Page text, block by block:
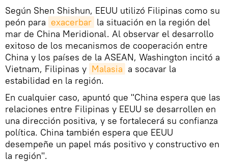
Según Shen Shishun, EEUU utilizó Filipinas como su
peón para exacerbar la situación en la región del
mar de China Meridional. Al observar el desarrollo
exitoso de los mecanismos de cooperación entre
China y los países de la ASEAN, Washington incitó a
Vietnam, Filipinas y Malasia a socavar la
estabilidad en la región.
En cualquier caso, apuntó que "China espera que las
relaciones entre Filipinas y EEUU se desarrollen en
una dirección positiva, y se fortalecerá su confianza
política. China también espera que EEUU
desempeñe un papel más positivo y constructivo en
la región".